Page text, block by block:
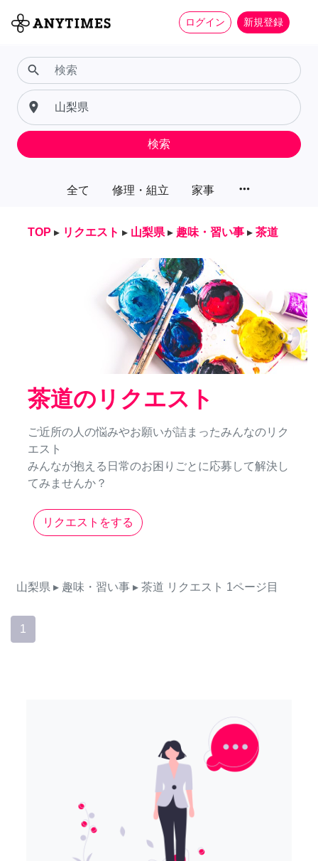
ログイン 新規登録
全て 修理・組立 家事 more_horiz
search
place
検索
TOP ▸ リクエスト ▸ 山梨県 ▸ 趣味・習い事 ▸ 茶道
茶道のリクエスト
ご近所の人の悩みやお願いが詰まったみんなのリク
エスト
みんなが抱える日常のお困りごとに応募して解決し
てみませんか？
リクエストをする
山梨県 ▸ 趣味・習い事 ▸ 茶道 リクエスト 1ページ目
1